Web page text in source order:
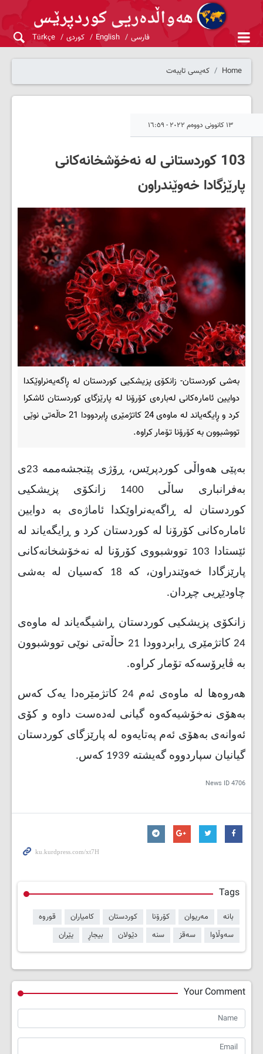
فارسی English کوردی Türkçe
Home کەیسی تایبەت
١٣ کانوونی دووەم ٢٠٢٢ - ١٦:٥٩
103 کوردستانی لە نەخۆشخانەکانی
پارێزگادا خەوێندراون
بەشی کوردستان- زانکۆی پزیشکیی کوردستان لە ڕاگەیەنراوێکدا
دوایین ئامارەکانی لەبارەی کۆرۆنا لە پارێزگای کوردستان ئاشکرا
کرد و ڕایگەیاند لە ماوەی 24 کاتژمێری ڕابردوودا 21 حاڵەتی نوێی
تووشبوون بە کۆرۆنا تۆمار کراوە.
بەپێی هەواڵی کوردپرێس، ڕۆژی پێنجشەممە 23ی
بەفرانباری ساڵی 1400 زانکۆی پزیشکیی
کوردستان لە ڕاگەیەنراوێکدا ئاماژەی بە دوایین
ئامارەکانی کۆرۆنا لە کوردستان کرد و ڕایگەیاند لە
ئێستادا 103 تووشبووی کۆرۆنا لە نەخۆشخانەکانی
پارێزگادا خەوێندراون، کە 18 کەسیان لە بەشی
چاودێڕیی چڕدان.
زانکۆی پزیشکیی کوردستان ڕاشیگەیاند لە ماوەی
24 کاتژمێری ڕابردوودا 21 حاڵەتی نوێی تووشبوون
بە ڤایرۆسەکە تۆمار کراوە.
هەروەها لە ماوەی ئەم 24 کاتژمێرەدا یەک کەس
بەهۆی نەخۆشیەکەوە گیانی لەدەست داوە و کۆی
ئەوانەی بەهۆی ئەم پەتایەوە لە پارێزگای کوردستان
گیانیان سپاردووە گەیشتە 1939 کەس.
News ID4706
Tags
بانە مەریوان کۆرۆنا کوردستان کامیاران
قوروە
سەوڵاوا
سەقز سنە دێولان بیجاڕ یێران
Your Comment